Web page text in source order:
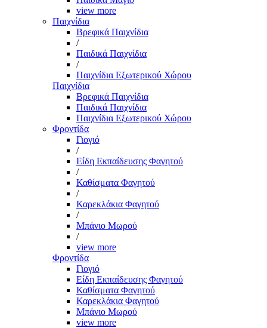
view more
Παιχνίδια
Βρεφικά Παιχνίδια
/
Παιδικά Παιχνίδια
/
Παιχνίδια Εξωτερικού Χώρου
Παιχνίδια
Βρεφικά Παιχνίδια
Παιδικά Παιχνίδια
Παιχνίδια Εξωτερικού Χώρου
Φροντίδα
Γιογιό
/
Είδη Εκπαίδευσης Φαγητού
/
Καθίσματα Φαγητού
/
Καρεκλάκια Φαγητού
/
Μπάνιο Μωρού
/
view more
Φροντίδα
Γιογιό
Είδη Εκπαίδευσης Φαγητού
Καθίσματα Φαγητού
Καρεκλάκια Φαγητού
Μπάνιο Μωρού
view more